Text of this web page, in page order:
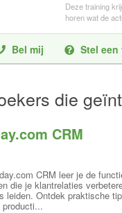
Deze training
horen wat de
Bel mij Stel een
die
CRM
CRM leer je de
die je klantrelaties
leiden. Ontdek praktische